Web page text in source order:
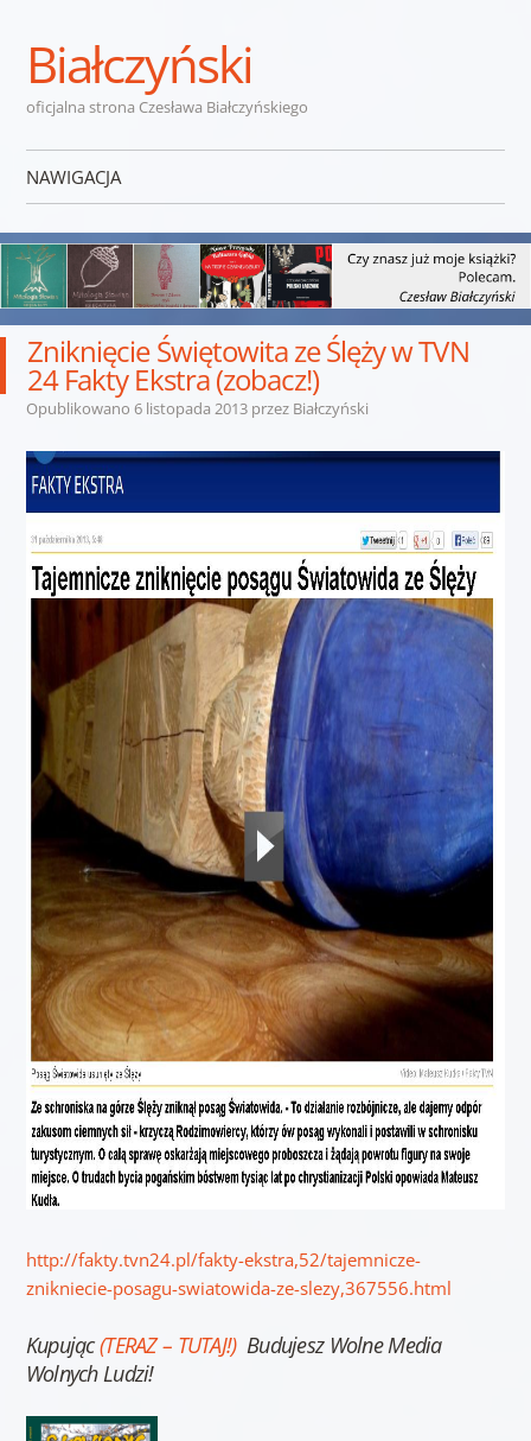
Białczyński
oficjalna strona Czesława Białczyńskiego
NAWIGACJA
Zniknięcie Świętowita ze Ślęży w TVN
24 Fakty Ekstra (zobacz!)
Opublikowano 6 listopada 2013przez Białczyński
http://fakty.tvn24.pl/fakty-ekstra,52/tajemnicze-
znikniecie-posagu-swiatowida-ze-slezy,367556.html
Kupując(TERAZ – TUTAJ!) Budujesz Wolne Media
Wolnych Ludzi!